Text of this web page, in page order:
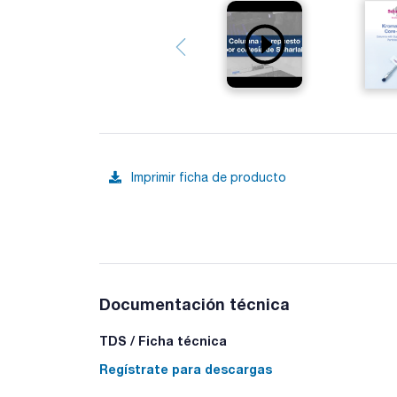
Imprimir ficha de producto
Documentación técnica
TDS / Ficha técnica
Regístrate para descargas